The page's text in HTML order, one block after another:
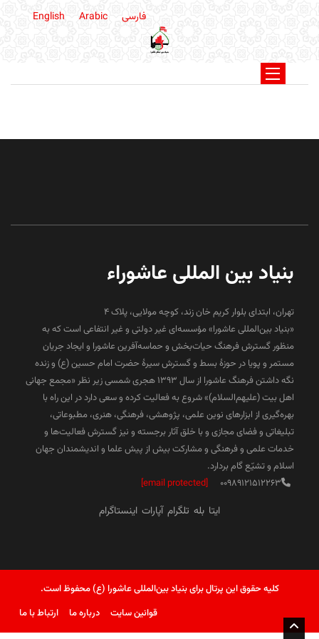
فارسی English Arabic
بنیاد بین المللی عاشوراء
تهران، ابتدای بلوار کریم خان زند، کوچه مولایی، پلاک 4
«بنیاد بین‌المللی عاشورا» مؤسسه‌ای غیر دولتی و غیر انتفاعی است که به
منظور گسترش فرهنگ حیات‌بخش و حماسه‌آفرین عاشورا و ایجاد جریان
مستمر و پویا در حوزۀ بسط و گسترش سیرۀ حضرت امام حسین (ع) و زنده
نگه داشتن فرهنگ عاشورا از سال ۱۳۹۳ هجری شمسی زیر نظر «مجمع جهانی
اهل بیت (علیهم‌السلام)» شروع به فعالیت کرده و سعی دارد در این راه با
بهره‌گیری از ابزارهای نوین علمی، پژوهشی، فرهنگی، هنری، مطبوعاتی،
تبلیغاتی و فضای مجازی و با خلق آثار برجسته و نیز گسترش فعالیت‌ها و
خدمات علمی و فرهنگی و مشارکت بیش از پیش علما و اندیشمندان جهان
اسلام و تشیّع گام بردارد.
00989121512263
[email protected]
ایتا بله تلگرام آپارات اینستاگرام
کلیه حقوق این پرتال برای بنیاد بین‌المللی عاشورا (ع) محفوظ است.
قوانین سایت
درباره ما ارتباط با ما